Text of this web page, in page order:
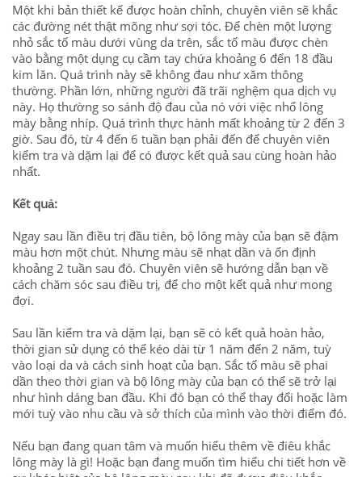
Một khi bản thiết kế được hoàn chỉnh, chuyên viên sẽ khắc
các đường nét thật mõng như sợi tóc. Để chèn một lượng
nhỏ sắc tố màu dưới vùng da trên, sắc tố màu được chèn
vào bằng một dụng cụ cầm tay chứa khoảng 6 đến 18 đầu
kim lăn. Quá trình này sẽ không đau như xăm thông
thường. Phần lớn, những người đã trãi nghệm qua dịch vụ
này. Họ thường so sánh độ đau của nó với việc nhổ lông
mày bằng nhíp. Quá trình thực hành mất khoảng từ 2 đến 3
giờ. Sau đó, từ 4 đến 6 tuần bạn phải đến để chuyên viên
kiểm tra và dặm lại để có được kết quả sau cùng hoàn hảo
nhất.
Kết quả:
Ngay sau lần điều trị đầu tiên, bộ lông mày của bạn sẽ đậm
màu hơn một chút. Nhưng màu sẽ nhạt dần và ổn định
khoảng 2 tuần sau đó. Chuyên viên sẽ hướng dẫn bạn về
cách chăm sóc sau điều trị, để cho một kết quả như mong
đợi.
Sau lần kiểm tra và dặm lại, bạn sẽ có kết quả hoàn hảo,
thời gian sử dụng có thể kéo dài từ 1 năm đến 2 năm, tuỳ
vào loại da và cách sinh hoạt của bạn. Sắc tố màu sẽ phai
dần theo thời gian và bộ lông mày của bạn có thể sẽ trở lại
như hình dáng ban đầu. Khi đó bạn có thể thay đổi hoặc làm
mới tuỳ vào nhu cầu và sở thích của mình vào thời điểm đó.
Nếu bạn đang quan tâm và muốn hiểu thêm về điêu khắc
lông mày là gì! Hoặc bạn đang muốn tìm hiểu chi tiết hơn về